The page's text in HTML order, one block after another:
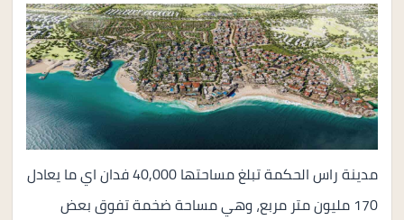
مدينة راس الحكمة تبلغ مساحتها 40,000 فدان اي ما يعادل
170 مليون متر مربع، وهي مساحة ضخمة تفوق بعض